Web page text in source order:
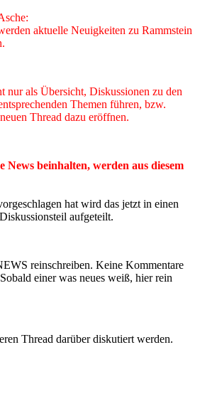
aktuelle Neuigkeiten zu Rammstein
nur als Übersicht, Diskussionen zu den
Themen führen, bzw.
Thread dazu eröffnen.
News beinhalten, werden aus diesem
hat wird das jetzt in einen
aufgeteilt.
reinschreiben. Keine Kommentare
einer was neues weiß, hier rein
Thread darüber diskutiert werden.